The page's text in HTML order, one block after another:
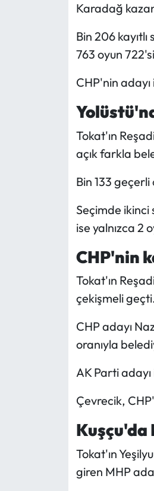
Karadağ
Bin 206
763 oyun
CHP'nin
Tokat'ın
açık farkla
Bin 133 geçerli
Seçimde ikinci
ise yalnızca 2
CHP'nin
Tokat'ın
çekişmeli geçti.
CHP adayı
oranıyla
AK Parti adayı
Çevrecik,
Kuşçu'da
Tokat'ın
giren MHP